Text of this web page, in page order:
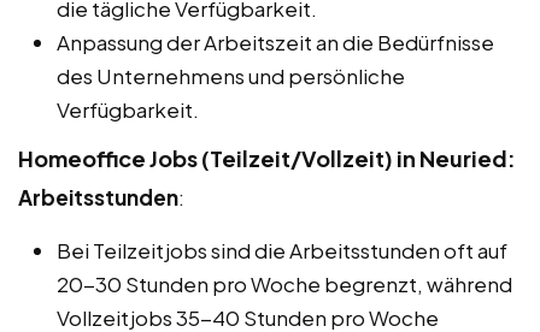
die tägliche Verfügbarkeit.
Anpassung der Arbeitszeit an die Bedürfnisse
des Unternehmens und persönliche
Verfügbarkeit.
Homeoffice Jobs (Teilzeit/Vollzeit) in Neuried:
Arbeitsstunden:
Bei Teilzeitjobs sind die Arbeitsstunden oft auf
20-30 Stunden pro Woche begrenzt, während
Vollzeitjobs 35-40 Stunden pro Woche